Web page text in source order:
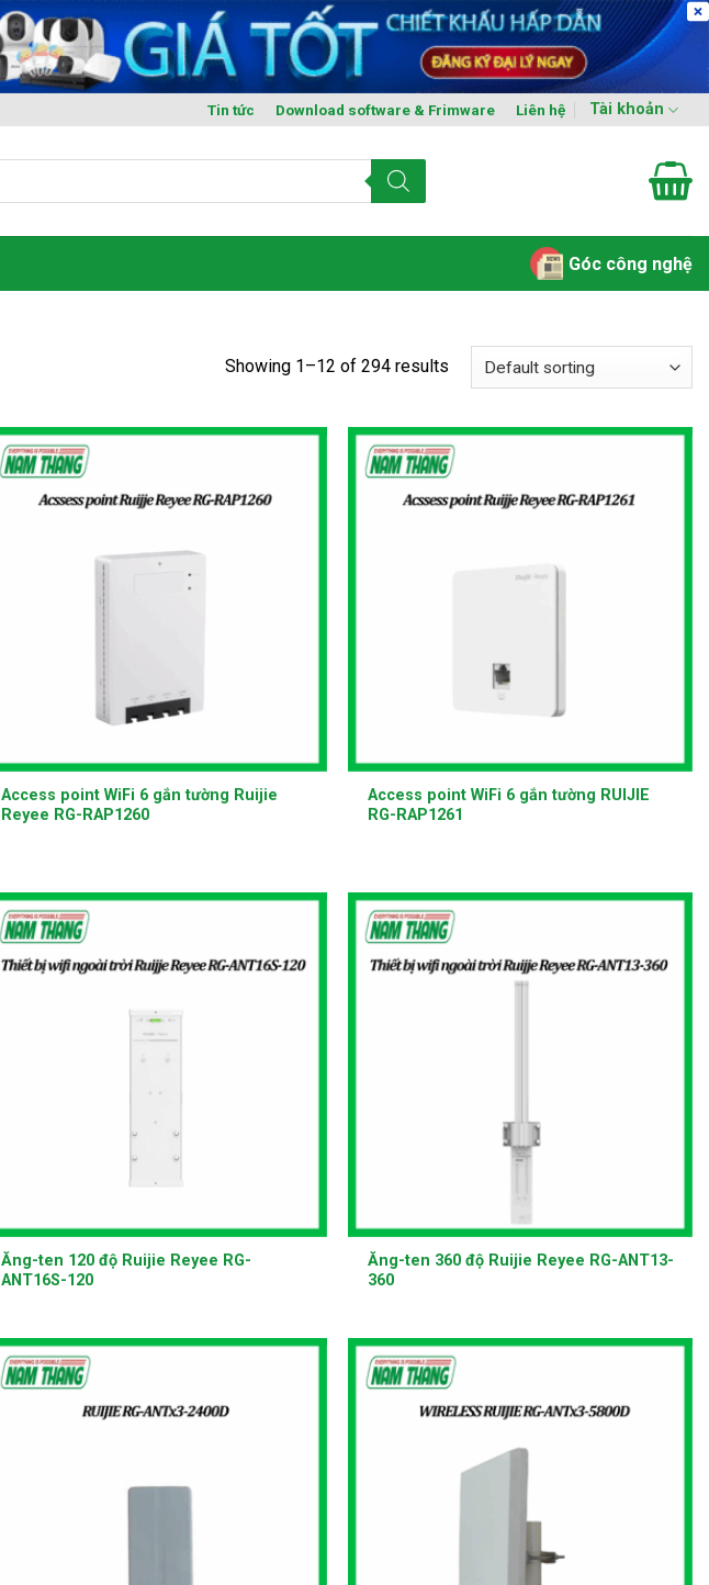
Tin tức Download software & Frimware Liên hệ Tài khoản
Góc công nghệ
Showing 1–12 of 294 results
Access point WiFi 6 gắn tường Ruijie
Reyee RG-RAP1260
Access point WiFi 6 gắn tường RUIJIE
RG-RAP1261
Ăng-ten 120 độ Ruijie Reyee RG-
ANT16S-120
Ăng-ten 360 độ Ruijie Reyee RG-ANT13-
360